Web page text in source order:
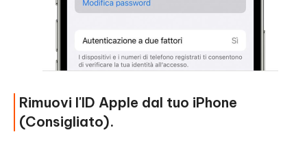
Rimuovi l'ID Apple dal tuo iPhone
(Consigliato).